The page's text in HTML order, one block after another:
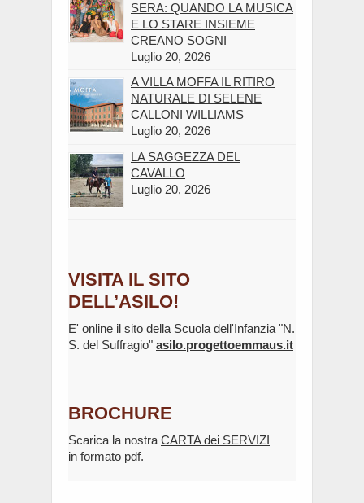
SERA: QUANDO LA MUSICA
E LO STARE INSIEME
CREANO SOGNI
Luglio 20, 2026
A VILLA MOFFA IL RITIRO
NATURALE DI SELENE
CALLONI WILLIAMS
Luglio 20, 2026
LA SAGGEZZA DEL
CAVALLO
Luglio 20, 2026
VISITA IL SITO
DELL’ASILO!
E' online il sito della Scuola dell'Infanzia "N.
S. del Suffragio" asilo.progettoemmaus.it
BROCHURE
Scarica la nostra CARTA dei SERVIZI
in formato pdf.